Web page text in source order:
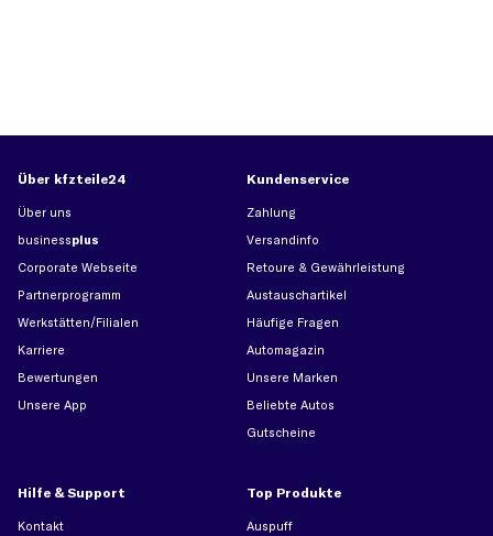
Über kfzteile24
Über uns
businessplus
Corporate Webseite
Partnerprogramm
Werkstätten/Filialen
Karriere
Bewertungen
Unsere App
Kundenservice
Zahlung
Versandinfo
Retoure & Gewährleistung
Austauschartikel
Häufige Fragen
Automagazin
Unsere Marken
Beliebte Autos
Gutscheine
Hilfe & Support
Kontakt
Top Produkte
Auspuff